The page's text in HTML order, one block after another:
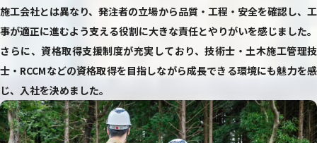
施工会社とは異なり、発注者の立場から品質・工程・安全を確認し、工
事が適正に進むよう支える役割に大きな責任とやりがいを感じました。
さらに、資格取得支援制度が充実しており、技術士・土木施工管理技
士・RCCMなどの資格取得を目指しながら成長できる環境にも魅力を感
じ、入社を決めました。